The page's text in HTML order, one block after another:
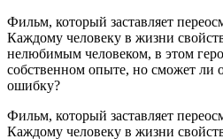
Фильм, который заставляет
Каждому человеку в жизни
нелюбимым человеком, в этом
собственном опыте, но сможет ли
ошибку?
Фильм, который заставляет
Каждому человеку в жизни